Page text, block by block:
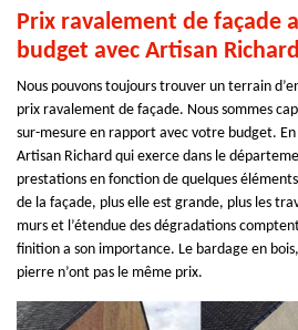
Prix ravalement de façade
budget avec Artisan Richard
Nous pouvons toujours trouver un terrain
prix ravalement de façade. Nous sommes
sur-mesure en rapport avec votre budget.
Artisan Richard qui exerce dans le
prestations en fonction de quelques
de la façade, plus elle est grande, plus les
murs et l’étendue des dégradations
finition a son importance. Le bardage en
pierre n’ont pas le même prix.